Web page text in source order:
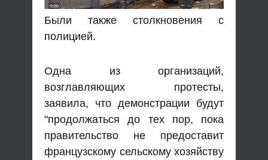
Были также столкновения с
полицией.
Одна из организаций,
возглавляющих протесты,
заявила, что демонстрации будут
"продолжаться до тех пор, пока
правительство не предоставит
французскому сельскому хозяйству